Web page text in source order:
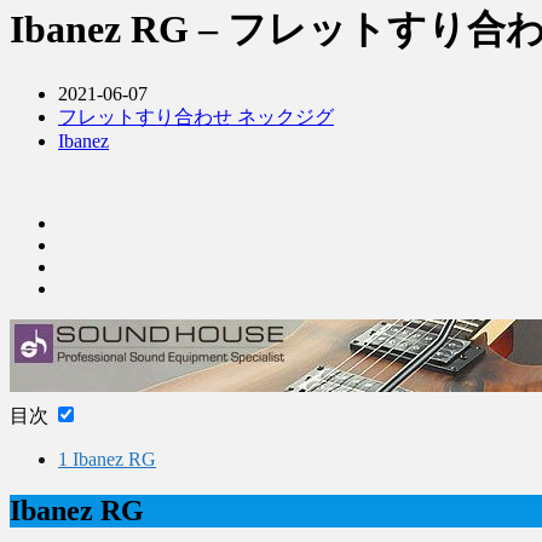
Ibanez RG – フレットすり合
2021-06-07
フレットすり合わせ ネックジグ
Ibanez
目次
1 Ibanez RG
Ibanez RG